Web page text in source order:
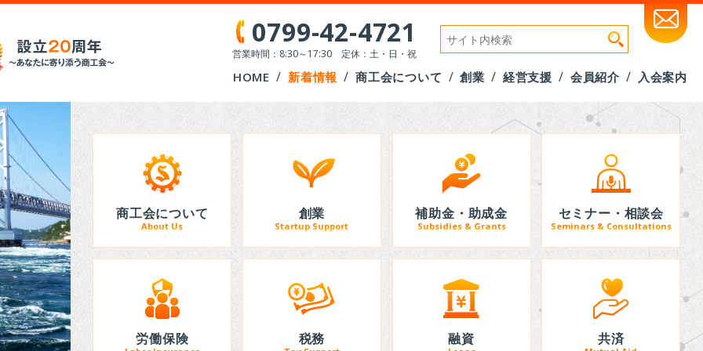
0799-42-4721
営業時間：8:30～17:30 定休：土・日・祝
検
索:
HOME 新着情報 商工会について 創業 経営支援 会員紹介 入会案内
商工会について
About Us
創業
Startup Support
補助金・助成金
Subsidies & Grants
セミナー・相談会
Seminars & Consultations
労働保険 税務 融資 共済